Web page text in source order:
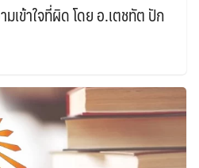
ข้าใจที่ผิด โดย อ.เตชทัต ปัก